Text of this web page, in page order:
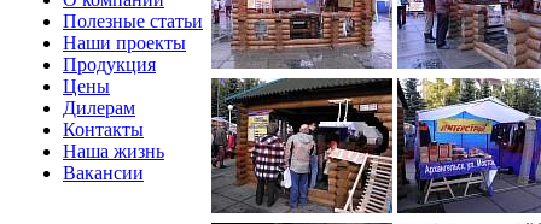
Полезные статьи
Наши проекты
Продукция
Цены
Дилерам
Контакты
Наша жизнь
Вакансии